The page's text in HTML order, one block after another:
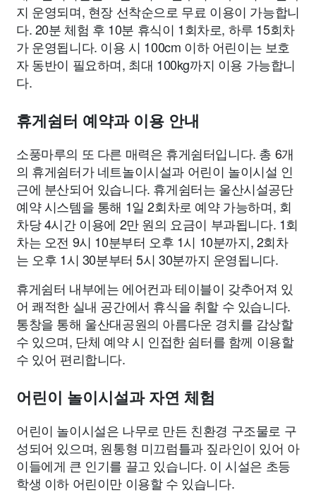
지 운영되며, 현장 선착순으로 무료 이용이 가능합니
다. 20분 체험 후 10분 휴식이 1회차로, 하루 15회차
가 운영됩니다. 이용 시 100cm 이하 어린이는 보호
자 동반이 필요하며, 최대 100kg까지 이용 가능합니
다.
휴게쉼터 예약과 이용 안내
소풍마루의 또 다른 매력은 휴게쉼터입니다. 총 6개
의 휴게쉼터가 네트놀이시설과 어린이 놀이시설 인
근에 분산되어 있습니다. 휴게쉼터는 울산시설공단
예약 시스템을 통해 1일 2회차로 예약 가능하며, 회
차당 4시간 이용에 2만 원의 요금이 부과됩니다. 1회
차는 오전 9시 10분부터 오후 1시 10분까지, 2회차
는 오후 1시 30분부터 5시 30분까지 운영됩니다.
휴게쉼터 내부에는 에어컨과 테이블이 갖추어져 있
어 쾌적한 실내 공간에서 휴식을 취할 수 있습니다.
통창을 통해 울산대공원의 아름다운 경치를 감상할
수 있으며, 단체 예약 시 인접한 쉼터를 함께 이용할
수 있어 편리합니다.
어린이 놀이시설과 자연 체험
어린이 놀이시설은 나무로 만든 친환경 구조물로 구
성되어 있으며, 원통형 미끄럼틀과 짚라인이 있어 아
이들에게 큰 인기를 끌고 있습니다. 이 시설은 초등
학생 이하 어린이만 이용할 수 있습니다.